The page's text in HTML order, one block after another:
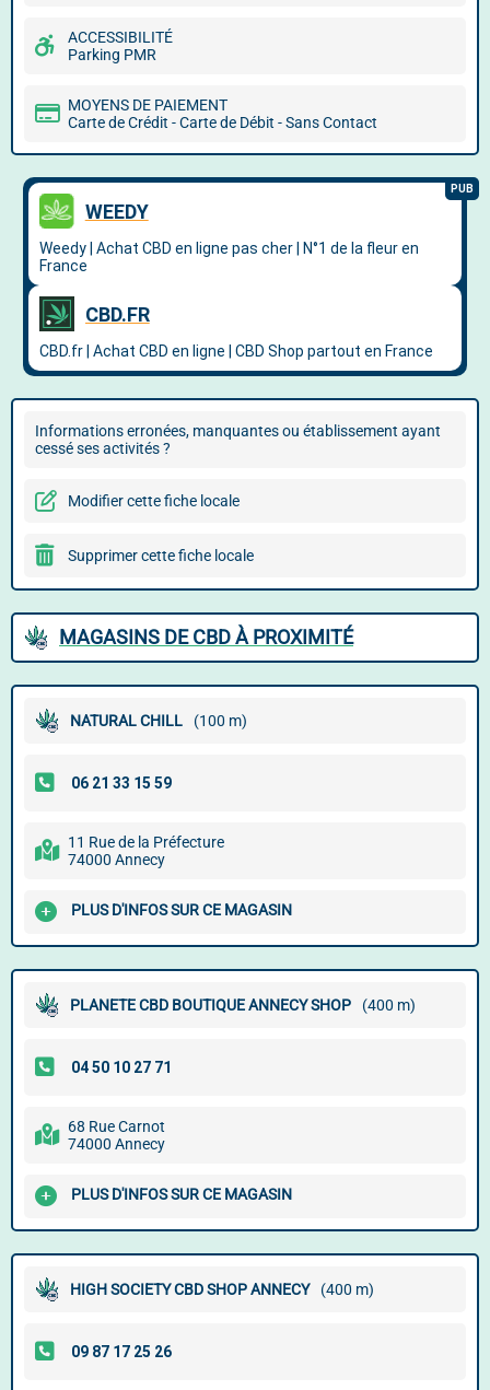
ACCESSIBILITÉ
Parking PMR
MOYENS DE PAIEMENT
Carte de Crédit - Carte de Débit - Sans Contact
Informations erronées, manquantes ou établissement ayant
cessé ses activités ?
Modifier cette fiche locale
Supprimer cette fiche locale
MAGASINS DE CBD À PROXIMITÉ
NATURAL CHILL (100 m)
11 Rue de la Préfecture
74000 Annecy
PLUS D'INFOS SUR CE MAGASIN
PLANETE CBD BOUTIQUE ANNECY SHOP (400 m)
68 Rue Carnot
74000 Annecy
PLUS D'INFOS SUR CE MAGASIN
HIGH SOCIETY CBD SHOP ANNECY (400 m)